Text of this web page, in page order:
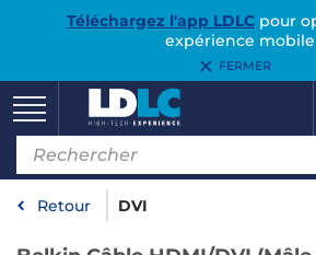
Téléchargez l'app LDLCpour
expérience mobile
FERMER
Retour DVI